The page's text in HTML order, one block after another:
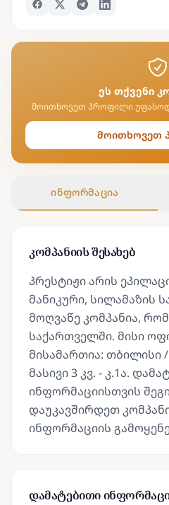
ეს თქვენი
მოითხოვეთ პროფილი
მოითხოვეთ
ინფორმაცია
კომპანიის შესახებ
პრესტიჟი არის
მანიკური, სილამაზის
მოღვაწე კომპანია,
საქართველში. მისი
მისამართია: თბილისი
მასივი 3 კვ. - კ.1ა.
ინფორმაციისთვის
დაუკავშირდეთ
ინფორმაციის
დამატებითი